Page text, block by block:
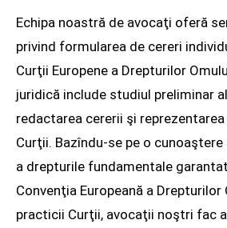
Echipa noastră de avocaţi oferă
privind formularea de cereri
Curţii Europene a Drepturilor
juridică include studiul preliminar
redactarea cererii şi
Curţii. Bazîndu-se pe o
a drepturile fundamentale
Convenţia Europeană a Drepturilor
practicii Curţii, avocaţii noştri fac